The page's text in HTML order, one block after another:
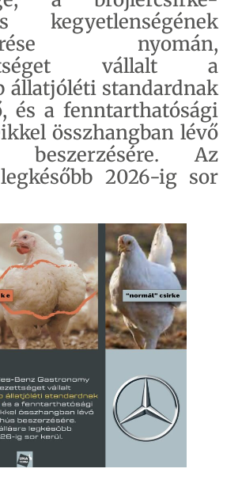
kegyetlenségének
nyomán,
vállalt a
állatjóléti standardnak
és a fenntarthatósági
összhangban lévő
beszerzésére. Az
2026-ig sor